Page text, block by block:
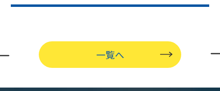
一覧へ